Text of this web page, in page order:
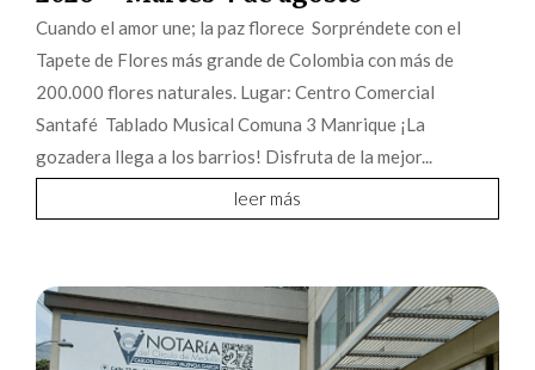
Cuando el amor une; la paz florece Sorpréndete con el
Tapete de Flores más grande de Colombia con más de
200.000 flores naturales. Lugar: Centro Comercial
Santafé Tablado Musical Comuna 3 Manrique ¡La
gozadera llega a los barrios! Disfruta de la mejor...
leer más